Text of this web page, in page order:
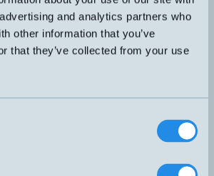
and analytics partners who
other information that you’ve
that they’ve collected from your use
32x20x8mm
PNP NO
7mm
40x40x67mm
30mm